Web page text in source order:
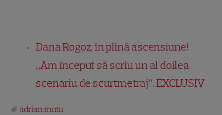
Dana Rogoz, în plină ascensiune!
„Am început să scriu un al doilea
scenariu de scurtmetraj”. EXCLUSIV
adrian mutu